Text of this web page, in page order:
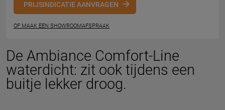
PRIJSINDICATIE AANVRAGEN
OF MAAK EEN SHOWROOMAFSPRAAK
De Ambiance Comfort-Line
waterdicht: zit ook tijdens een
buitje lekker droog.